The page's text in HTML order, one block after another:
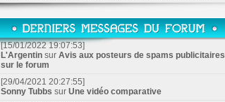
[15/01/2022 19:07:53]
L'Argentin sur Avis aux posteurs de spams publicitaires
sur le forum
[29/04/2021 20:27:55]
Sonny Tubbs sur Une vidéo comparative